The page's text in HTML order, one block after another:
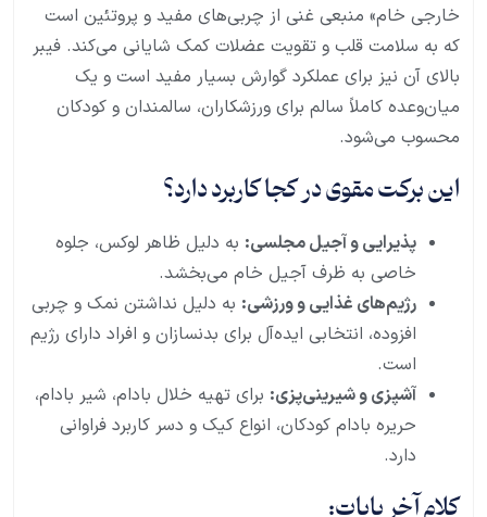
خارجی خام» منبعی غنی از چربی‌های مفید و پروتئین است
که به سلامت قلب و تقویت عضلات کمک شایانی می‌کند. فیبر
بالای آن نیز برای عملکرد گوارش بسیار مفید است و یک
میان‌وعده کاملاً سالم برای ورزشکاران، سالمندان و کودکان
محسوب می‌شود.
این برکت مقوی در کجا کاربرد دارد؟
پذیرایی و آجیل مجلسی: به دلیل ظاهر لوکس، جلوه
خاصی به ظرف آجیل خام می‌بخشد.
رژیم‌های غذایی و ورزشی: به دلیل نداشتن نمک و چربی
افزوده، انتخابی ایده‌آل برای بدنسازان و افراد دارای رژیم
است.
آشپزی و شیرینی‌پزی: برای تهیه خلال بادام، شیر بادام،
حریره بادام کودکان، انواع کیک و دسر کاربرد فراوانی
دارد.
کلام آخر بابات: